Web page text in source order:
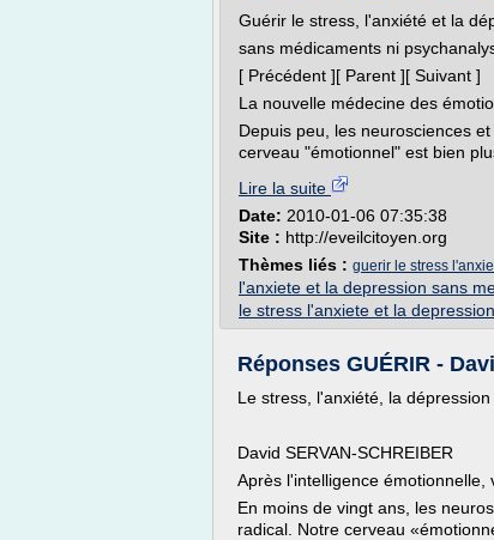
Guérir le stress, l'anxiété et la
sans médicaments ni
[ Précédent ][ Parent ][ Suivant ]
La nouvelle médecine des
Depuis peu, les neurosciences
cerveau "émotionnel" est bien
Lire la suite
Date: 2010-01-06 07:35:38
Site : http://eveilcitoyen.org
Thèmes liés : guerir le stress
l'anxiete et la depression sans
le stress l'anxiete et la depression
Réponses GUÉRIR -
Le stress, l'anxiété, la
David SERVAN-SCHREIBER
Après l'intelligence émotionnelle,
En moins de vingt ans, les
radical. Notre cerveau